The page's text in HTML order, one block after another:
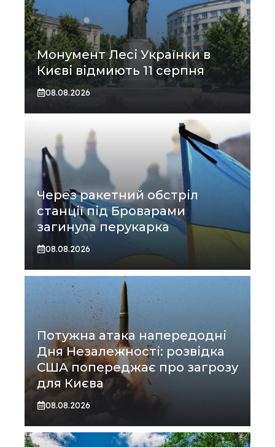
Монумент Лесі Українки в
Києві відмиють 11 серпня
08.08.2026
Через ракетний обстріл
станції під Броварами
загинула перукарка
08.08.2026
Потужна атака напередодні
Дня Незалежності: розвідка
США попереджає про загрозу
для Києва
08.08.2026